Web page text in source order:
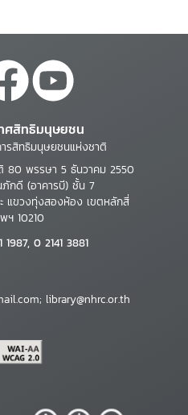
ศสิทธิมนุษยชน
รสิทธิมนุษยชนแห่งชาติ
80 พรรษา 5 ธันวาคม 2550
ภักดี (อาคารบี) ชั้น 7
แขวงทุ่งสองห้อง เขตหลักสี่
ฯ 10210
1987, 0 2141 3881
library@nhrc.or.th